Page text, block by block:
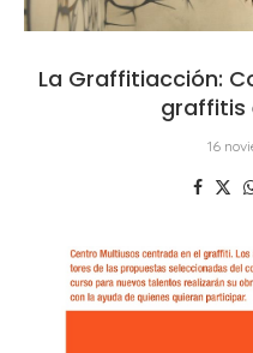
La Graffitiacción:
graffitis
16